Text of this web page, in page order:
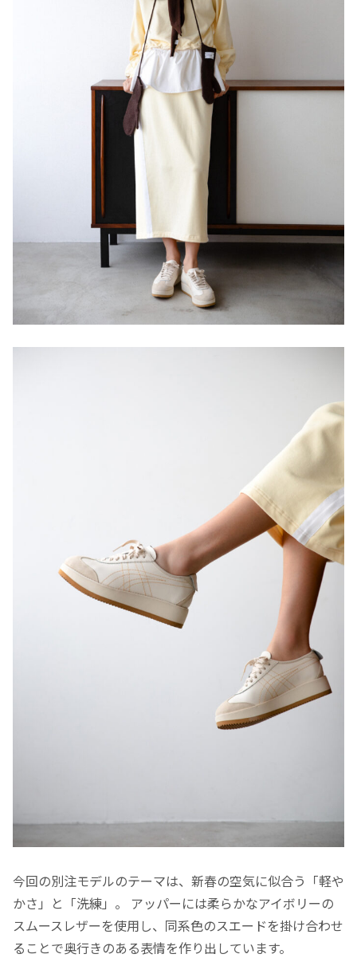
今回の別注モデルのテーマは、新春の空気に似合う「軽や
かさ」と「洗練」。 アッパーには柔らかなアイボリーの
スムースレザーを使用し、同系色のスエードを掛け合わせ
ることで奥行きのある表情を作り出しています。